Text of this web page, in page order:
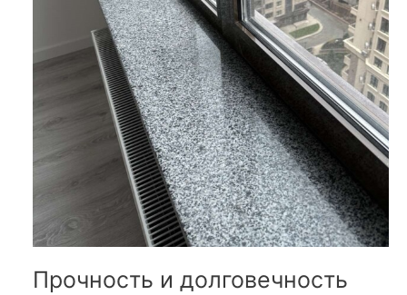
Прочность и долговечность